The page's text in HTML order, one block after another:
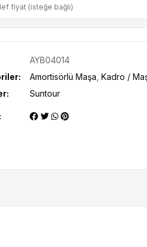
AYB04014
Amortisörlü Maşa Kadro /
Suntour